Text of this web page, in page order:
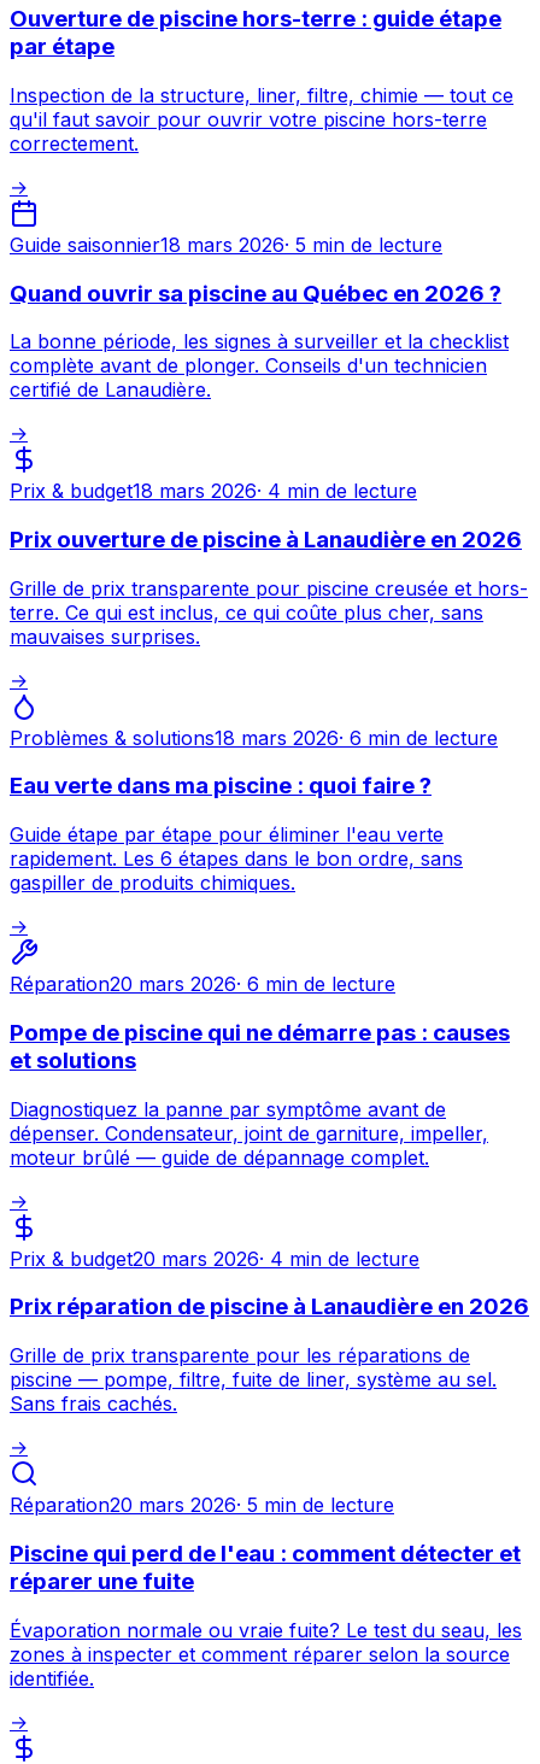
Ouverture de piscine hors-terre : guide étape
par étape
Inspection de la structure, liner, filtre, chimie — tout ce
qu'il faut savoir pour ouvrir votre piscine hors-terre
correctement.
→
Guide saisonnier18 mars 2026· 5 min de lecture
Quand ouvrir sa piscine au Québec en 2026 ?
La bonne période, les signes à surveiller et la checklist
complète avant de plonger. Conseils d'un technicien
certifié de Lanaudière.
→
Prix & budget18 mars 2026· 4 min de lecture
Prix ouverture de piscine à Lanaudière en 2026
Grille de prix transparente pour piscine creusée et hors-
terre. Ce qui est inclus, ce qui coûte plus cher, sans
mauvaises surprises.
→
Problèmes & solutions18 mars 2026· 6 min de lecture
Eau verte dans ma piscine : quoi faire ?
Guide étape par étape pour éliminer l'eau verte
rapidement. Les 6 étapes dans le bon ordre, sans
gaspiller de produits chimiques.
→
Réparation20 mars 2026· 6 min de lecture
Pompe de piscine qui ne démarre pas : causes
et solutions
Diagnostiquez la panne par symptôme avant de
dépenser. Condensateur, joint de garniture, impeller,
moteur brûlé — guide de dépannage complet.
→
Prix & budget20 mars 2026· 4 min de lecture
Prix réparation de piscine à Lanaudière en 2026
Grille de prix transparente pour les réparations de
piscine — pompe, filtre, fuite de liner, système au sel.
Sans frais cachés.
→
Réparation20 mars 2026· 5 min de lecture
Piscine qui perd de l'eau : comment détecter et
réparer une fuite
Évaporation normale ou vraie fuite? Le test du seau, les
zones à inspecter et comment réparer selon la source
identifiée.
→